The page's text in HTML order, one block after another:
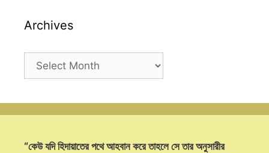
Archives
Archives
“কেউ যদি হিদায়াতের পথে আহবান করে তাহলে সে তার অনুসারীর